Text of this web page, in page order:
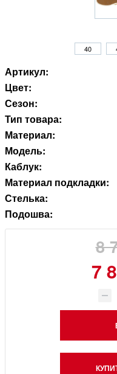
40
Артикул:
Цвет:
Сезон:
Тип товара:
Материал:
Модель:
Каблук:
Материал подкладки:
Стелька:
Подошва:
8
7